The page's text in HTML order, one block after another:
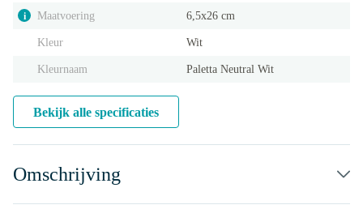
i Maatvoering 6,5x26 cm
Kleur Wit
Kleurnaam Paletta Neutral Wit
Bekijk alle specificaties
Omschrijving